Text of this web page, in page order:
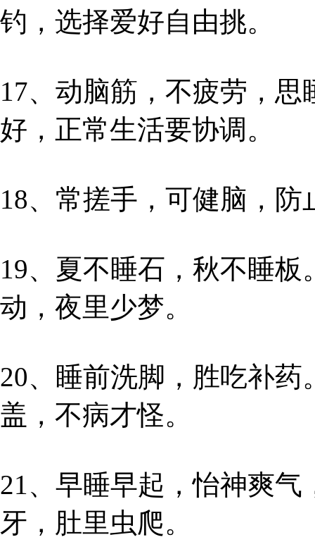
钓，选择爱好自由挑。
17、动脑筋，不疲劳，
好，正常生活要协调。
18、常搓手，可健脑，防
19、夏不睡石，秋不睡
动，夜里少梦。
20、睡前洗脚，胜吃补
盖，不病才怪。
21、早睡早起，怡神爽
牙，肚里虫爬。